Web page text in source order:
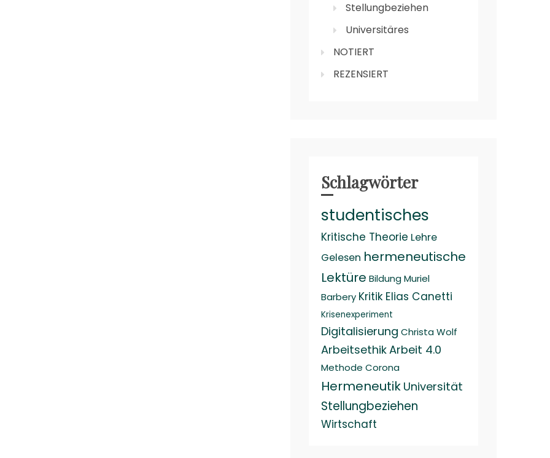
Stellungbeziehen
Universitäres
NOTIERT
REZENSIERT
Schlagwörter
studentisches
Kritische Theorie Lehre
Gelesen hermeneutische
Lektüre BildungMuriel
Barbery Kritik Elias Canetti
Krisenexperiment
Digitalisierung Christa Wolf
ArbeitsethikArbeit 4.0
Methode Corona
Hermeneutik Universität
Stellungbeziehen
Wirtschaft